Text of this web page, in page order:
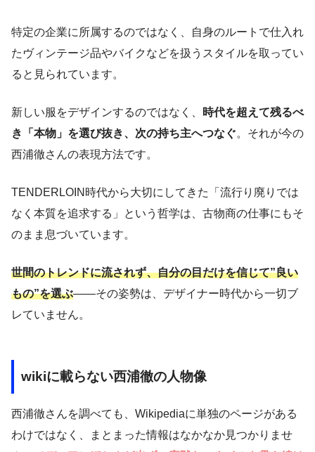
特定の企業に所属するのではなく、自身のルートで仕入れ
たヴィンテージ品やバイクなどを扱うスタイルを取ってい
ると見られています。
新しい服をデザインするのではなく、
時代を超えて残るべ
き「本物」を選び抜き、次の持ち主へつなぐ。それが今の
西浦徹さんの表現方法です。
TENDERLOIN時代から大切にしてきた「流行り廃りでは
なく本質を追求する」という哲学は、古物商の仕事にもそ
のまま息づいています。
世間のトレンドに流されず、自分の目だけを信じて”良い
もの”を選ぶ——その姿勢は、デザイナー時代から一切ブ
レていません。
wikiに載らない西浦徹の人物像
西浦徹さんを調べても、Wikipediaに単独のページがある
わけではなく、まとまった情報はなかなか見つかりませ